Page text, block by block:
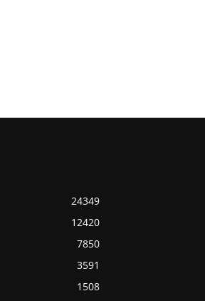
24349
12420
7850
3591
1508